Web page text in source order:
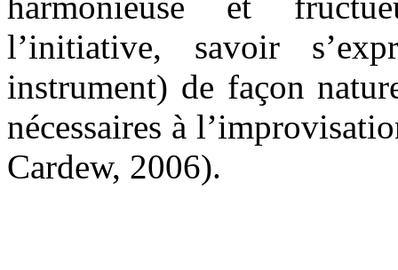
l’initiative, savoir
instrument) de façon
nécessaires à
Cardew, 2006).